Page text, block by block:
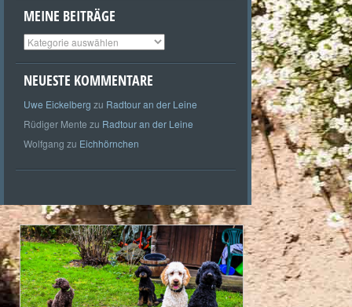
MEINE BEITRÄGE
Meine
Beiträge
NEUESTE KOMMENTARE
Uwe Eickelberg zu Radtour an der Leine
Rüdiger Mente zu Radtour an der Leine
Wolfgang zu Eichhörnchen